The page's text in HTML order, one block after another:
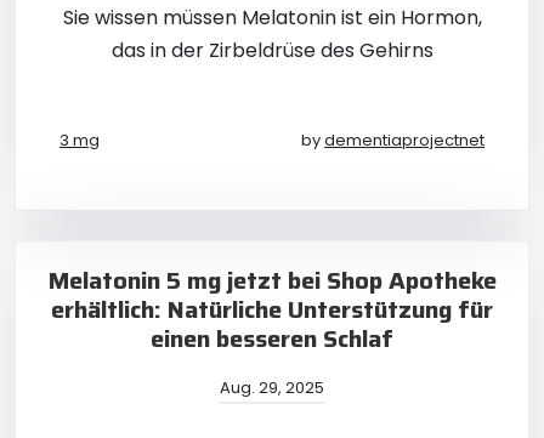
Sie wissen müssen Melatonin ist ein Hormon,
das in der Zirbeldrüse des Gehirns
3 mg bydementiaprojectnet
Melatonin 5 mg jetzt bei Shop Apotheke
erhältlich: Natürliche Unterstützung für
einen besseren Schlaf
Aug. 29, 2025